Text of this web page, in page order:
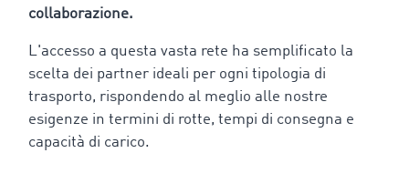
collaborazione.
L'accesso a questa vasta rete ha semplificato la
scelta dei partner ideali per ogni tipologia di
trasporto, rispondendo al meglio alle nostre
esigenze in termini di rotte, tempi di consegna e
capacità di carico.